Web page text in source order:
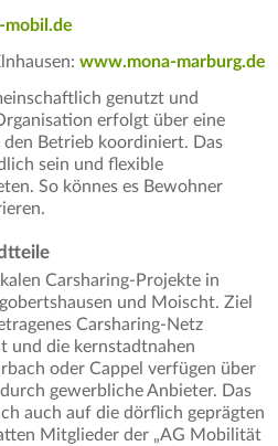
www.mona-marburg.de
genutzt und
erfolgt über eine
den Betrieb koordiniert. Das
sein und flexible
So könnes es Bewohner
Carsharing-Projekte in
und Moischt. Ziel
Carsharing-Netz
und die kernstadtnahen
oder Cappel verfügen über
gewerbliche Anbieter. Das
auch auf die dörflich geprägten
Mitglieder der „AG Mobilität